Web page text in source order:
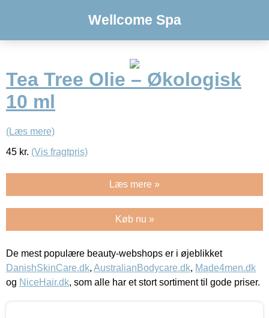
Wellcome Spa
Tea Tree Olie – Økologisk
10 ml
(Læs mere)
45 kr. (Vis fragtpris)
Læs mere »
Køb nu »
De mest populære beauty-webshops er i øjeblikket
DanishSkinCare.dk, AustralianBodycare.dk, Made4men.dk
og NiceHair.dk, som alle har et stort sortiment til gode priser.